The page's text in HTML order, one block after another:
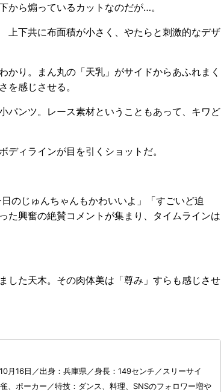
ら煽っているカットなのだが…。
下共に布面積が小さく、やたらと刺激的なデザ
り。まん丸の「天乳」がサイドからあふれまく
を感じさせる。
ンツ。レース素材ということもあって、キワど
ィラインが目を引くショットだ。
のじゅんちゃんもかわいいよ」「すごいど迫
た興奮の絶賛コメントが集まり、タイムラインは
た天木。その肉体美は「尊み」すらも感じさせ
月16日／出身：兵庫県／身長：149センチ／スリーサイ
ポーカー／特技：ダンス、料理、SNSのフォロワー増や